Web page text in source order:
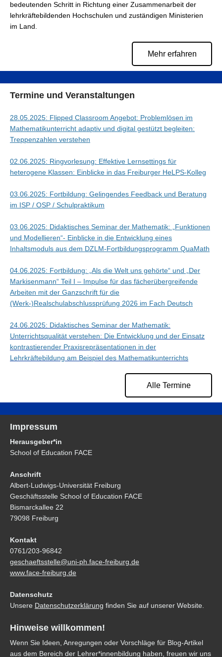
bedeutenden Schritt in Richtung einer Zusammenarbeit der
lehrkräftebildenden Hochschulen und zuständigen Ministerien
im Land.
Mehr erfahren
Termine und Veranstaltungen
28.05.2025: Flipped Classroom Angebot: Problemlösen im
Mathematikunterricht adaptiv und digital gestützt begleiten:
Treppenzahlen verstehen
02.06.2025: Ringvorlesung: Effektive Lernsettings für
heterogene Klassen: Einblicke in das Freiburger HeLPS-Kolleg
03.06.2025: Fortbildung: Gelingendes Feedback und Beratung
im ISP / OSP / Schulpraktikum
03.06.2025: Didaktisches Seminar der Mathematik: „Funktionen
und Modellieren“- Einblicke in die Entwicklung eines
Inhaltsmoduls aus dem DZLM-Fortbildungsprogramm QuaMath
04.06.2025: Fortbildung: „Als die Welt uns gehörte“ und „Der
Markisenmann“ Teil I – Impulse für das fächerübergreifende
Arbeiten mit der Ganzschrift für die
(Werk-)Realschulabschlussprüfung 2026 im Fach Deutsch
24.06.2025: Didaktisches Seminar der Mathematik:
Unterrichtsqualität verstehen: Die Entwicklung und der Einsatz
kontrastierender Praxisrepräsentationen in der
Lehrkräftebildung am Beispiel des Mathematikunterrichts
Alle Termine
Impressum
Herausgeber*in
School of Education FACE
Anschrift
Albert-Ludwigs-Universität Freiburg
Geschäftsstelle School of Education FACE
Bismarckallee 22
79098 Freiburg
Kontakt
0761/203-96842
geschaeftsstelle@uni-ph.face-freiburg.de
www.face-freiburg.de
Datenschutz
Unsere Datenschutzerklärung finden Sie auf unserer Website.
Hinweise willkommen!
Wenn Sie Ideen, Anregungen oder Vorschläge für Blog-Artikel
aus dem Bereich der Lehrer*innenbildung haben, freuen wir uns